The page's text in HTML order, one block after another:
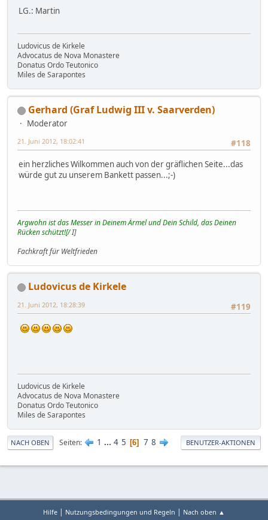
LG.: Martin
Ludovicus de Kirkele
Advocatus de Nova Monastere
Donatus Ordo Teutonico
Miles de Sarapontes
Gerhard (Graf Ludwig III v. Saarverden)
Moderator
#118
21. Juni 2012, 18:02:41
ein herzliches Wilkommen auch von der gräflichen Seite...das
würde gut zu unserem Bankett passen...;-)
Argwohn ist das Messer in Deinem Ärmel und Dein Schild, das Deinen
Rücken schützt![/I]
Fachkraft für Weltfrieden
Ludovicus de Kirkele
#119
21. Juni 2012, 18:28:39
Ludovicus de Kirkele
Advocatus de Nova Monastere
Donatus Ordo Teutonico
Miles de Sarapontes
NACH OBEN Seiten 1 ... 4 5 6 7 8 BENUTZER-AKTIONEN
Hilfe | Nutzungsbedingungen und Regeln | Nach oben ▲